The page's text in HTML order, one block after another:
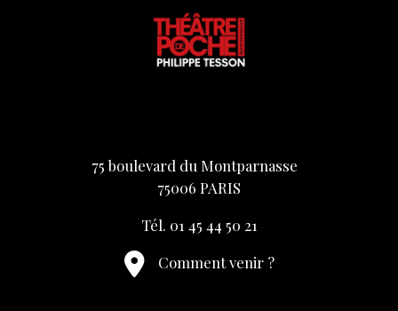
75 boulevard du Montparnasse
75006 PARIS
Tél. 01 45 44 50 21
Comment venir ?